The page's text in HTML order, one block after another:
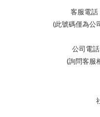
客服電
(此號碼僅為公
公司電
(詢問客服